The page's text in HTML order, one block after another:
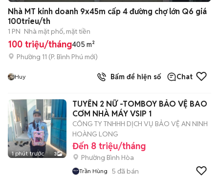
Nhà MT kinh doanh 9x45m cấp 4 đường chợ lớn Q6 giá
100trieu/th
1 PN Nhà mặt phố, mặt tiền
100 triệu/tháng405 m²
Phường 11 (P. Bình Phú mới)
Huy Bấm để hiện số Chat
1 phút trước 3
TUYỂN 2 NỮ -TOMBOY BẢO VỆ BAO
CƠM NHÀ MÁY VSIP 1
CÔNG TY TNHHH DỊCH VỤ BẢO VỆ AN NINH
HOÀNG LONG
Đến 8 triệu/tháng
Phường Bình Hòa
Trần Hùng 5 đã bán